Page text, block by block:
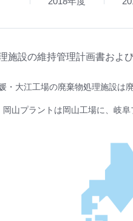
施設の維持管理計画書およ
・大江工場の廃棄物処理施設は
山プラントは岡山工場に、岐